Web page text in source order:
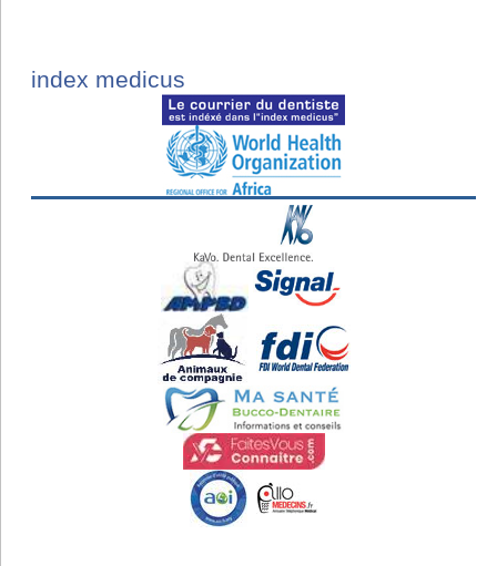
index medicus